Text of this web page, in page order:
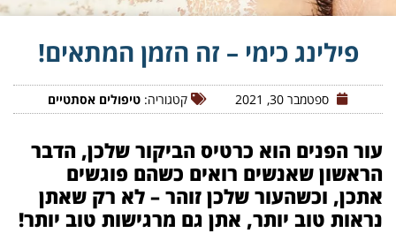
פילינג כימי – זה הזמן המתאים!
ספטמבר 30, 2021 קטגוריה: טיפולים אסתטיים
עור הפנים הוא כרטיס הביקור שלכן, הדבר
הראשון שאנשים רואים כשהם פוגשים
אתכן, וכשהעור שלכן זוהר – לא רק שאתן
נראות טוב יותר, אתן גם מרגישות טוב יותר!